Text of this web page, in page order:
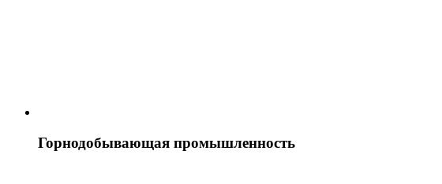
Горнодобывающая промышленность